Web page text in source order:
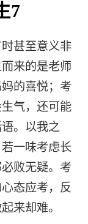
7
甚至意义非
来的是老师
的喜悦；考
气，还可能
。以我之
一味考虑长
败无疑。考
态应考，反
来却难。